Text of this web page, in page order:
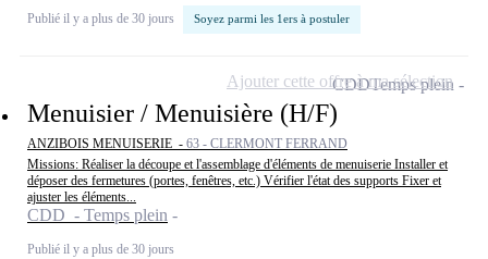
Publié il y a plus de 30 jours Soyez parmi les 1ers à postuler
Menuisier / Menuisière (H/F)
ANZIBOIS MENUISERIE - 63 - CLERMONT FERRAND
Missions: Réaliser la découpe et l'assemblage d'éléments de menuiserie Installer et
déposer des fermetures (portes, fenêtres, etc.) Vérifier l'état des supports Fixer et
ajuster les éléments...
CDD - Temps plein
Publié il y a plus de 30 jours
CDDTemps plein
Ajouter cette offre à ma sélection